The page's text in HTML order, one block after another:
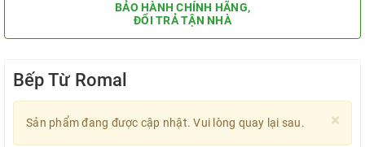
BẢO HÀNH CHÍNH HÃNG,
ĐỔI TRẢ TẬN NHÀ
Bếp Từ Romal
×
Sản phẩm đang được cập nhật. Vui lòng quay lại sau.